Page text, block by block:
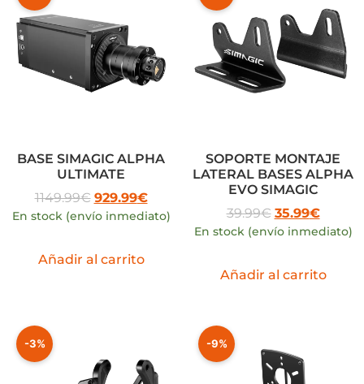
BASE SIMAGIC ALPHA
ULTIMATE
1149.99€ 929.99€
En stock (envío inmediato)
Añadir al carrito
SOPORTE MONTAJE
LATERAL BASES ALPHA
EVO SIMAGIC
39.99€ 35.99€
En stock (envío inmediato)
Añadir al carrito
-3% -9%